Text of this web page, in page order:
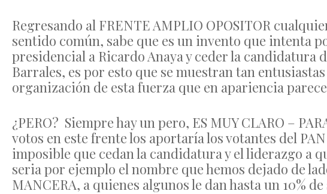
Regresando al FRENTE AMPLIO OPOSITOR
sentido común, sabe que es un invento que intenta
presidencial a Ricardo Anaya y ceder la candidatura
Barrales, es por esto que se muestran tan
organización de esta fuerza que en apariencia
¿PERO? Siempre hay un pero, ES MUY CLARO –
votos en este frente los aportaría los votantes del
imposible que cedan la candidatura y el liderazgo a
seria por ejemplo el nombre que hemos dejado de
MANCERA, a quienes algunos le dan hasta un 10%